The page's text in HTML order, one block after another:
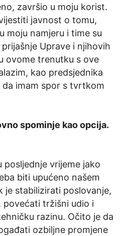
završio u moju korist.
javnost o tomu,
moju namjeru i time su
Uprave i njihovih
ovome trenutku s ove
kao predsjednika
imam spor s tvrtkom
spominje kao opcija.
posljednje vrijeme jako
biti upućeno našem
je stabilizirati poslovanje,
tržišni udio i
razinu. Očito je da
ozbiljne promjene